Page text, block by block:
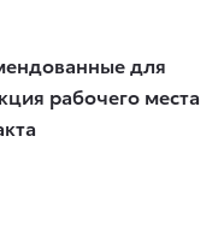
для
рабочего места